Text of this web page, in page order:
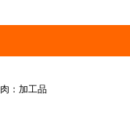
肉：加工品